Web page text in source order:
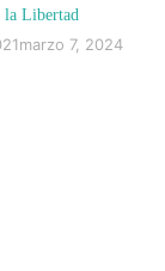
la Libertad
marzo 7, 2024